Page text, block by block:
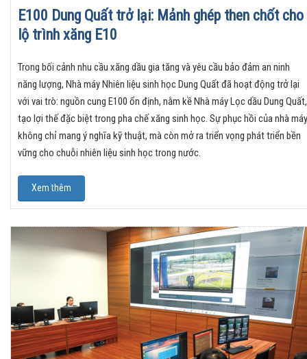
E100 Dung Quất trở lại: Mảnh ghép then chốt cho
lộ trình xăng E10
Trong bối cảnh nhu cầu xăng dầu gia tăng và yêu cầu bảo đảm an ninh
năng lượng, Nhà máy Nhiên liệu sinh học Dung Quất đã hoạt động trở lại
với vai trò: nguồn cung E100 ổn định, nằm kề Nhà máy Lọc dầu Dung Quất,
tạo lợi thế đặc biệt trong pha chế xăng sinh học. Sự phục hồi của nhà máy
không chỉ mang ý nghĩa kỹ thuật, mà còn mở ra triển vọng phát triển bền
vững cho chuỗi nhiên liệu sinh học trong nước.
Xem thêm